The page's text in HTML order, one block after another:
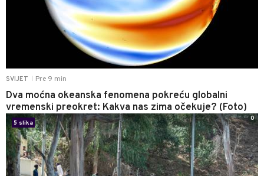
SVIJET Pre 9 min
Dva moćna okeanska fenomena pokreću globalni
vremenski preokret: Kakva nas zima očekuje? (Foto)
5 slika
0